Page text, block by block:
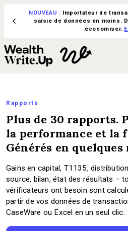
NOUVEAU : Importateur de
saisie de données en moins.
économiser.
Rapports
Plus de 30 rapports.
la performance et la
Générés en quelques
Gains en capital, T1135,
source, bilan, état des résultats –
vérificateurs ont besoin sont
partir de vos données de
CaseWare ou Excel en un seul clic.